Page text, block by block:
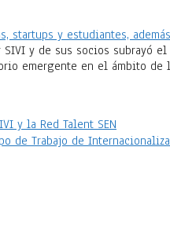
startups y estudiantes,
y de sus socios subrayó
emergente en el ámbito de
y la Red Talent SEN
de Trabajo de